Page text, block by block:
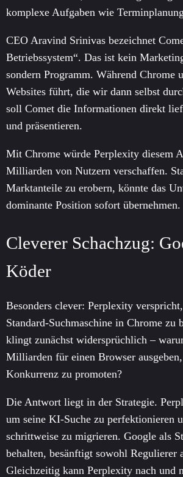
komplexe Aufgaben wie
CEO Aravind Srinivas bezeichnet
Betriebssystem“. Das ist kein
sondern Programm. Während Chrome
Websites führt, die wir dann selbst
soll Comet die Informationen direkt
und präsentieren.
Mit Chrome würde Perplexity diesem
Milliarden von Nutzern verschaffen.
Marktanteile zu erobern, könnte das
dominante Position sofort übernehmen.
Cleverer Schachzug:
Köder
Besonders clever: Perplexity
Standard-Suchmaschine in Chrome zu
klingt zunächst widersprüchlich –
Milliarden für einen Browser
Konkurrenz zu promoten?
Die Antwort liegt in der Strategie.
um seine KI-Suche zu perfektionieren
schrittweise zu migrieren. Google als
behalten, besänftigt sowohl Regulierer
Gleichzeitig kann Perplexity nach und